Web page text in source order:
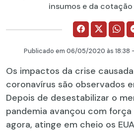
insumos e da cotação
Publicado em 06/05/2020 às 18:38
Os impactos da crise
coronavírus são observados
Depois de desestabilizar o
pandemia avançou com força
agora, atinge em cheio os